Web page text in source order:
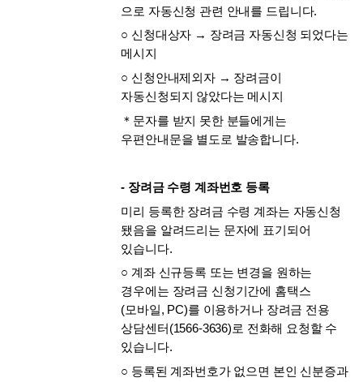
으로 자동신청 관련 안내를 드립니다.
○ 신청대상자 → 장려금 자동신청 되었다는
메시지
○ 신청안내제외자 → 장려금이
자동신청되지 않았다는 메시지
＊문자를 받지 못한 분들에게는
우편안내문을 별도로 발송합니다.
- 장려금 수령 계좌번호 등록
미리 등록한 장려금 수령 계좌는 자동신청
됐음을 알려드리는 문자에 표기되어
있습니다.
○ 계좌 신규등록 또는 변경을 원하는
경우에는 장려금 신청기간에 홈택스
(모바일, PC)를 이용하거나 장려금 전용
상담센터(1566-3636)로 전화해 요청할 수
있습니다.
○ 등록된 계좌번호가 없으면 본인 신분증과